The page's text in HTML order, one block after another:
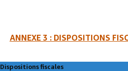
ANNEXE 3 : DISPOSITIONS
Dispositions fiscales